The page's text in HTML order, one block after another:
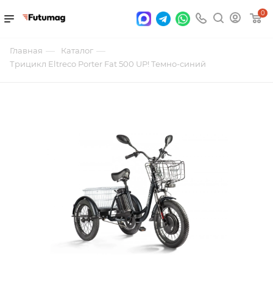
0
Главная — Каталог —
Трицикл Eltreco Porter Fat 500 UP! Темно-синий